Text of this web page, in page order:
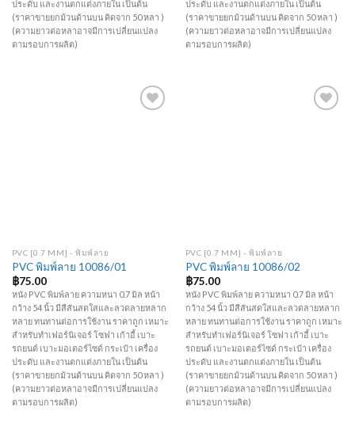
ประดับ และงานตกแต่งภายใน เป็นต้น
(ราคาขายยกม้วนด้านบน คิดจาก 50 หลา )
(ความยาวต่อหลาอาจมีการเปลี่ยนแปลง
ตามรอบการผลิต)
ประดับ และงานตกแต่งภายใน เป็นต้น
(ราคาขายยกม้วนด้านบน คิดจาก 50 หลา )
(ความยาวต่อหลาอาจมีการเปลี่ยนแปลง
ตามรอบการผลิต)
PVC [0.7 MM] - พิมพ์ลาย
PVC พิมพ์ลาย 10086/01
฿75.00
หนัง PVC พิมพ์ลาย ความหนา 0.7 มิล หน้า
กว้าง 54 นิ้ว มีสีสันสดใสและลวดลายหลาก
หลาย ทนทานต่อการใช้งาน ราคาถูก เหมาะ
สำหรับทำเฟอร์นิเจอร์ โซฟา เก้าอี้ เบาะ
รถยนต์ เบาะมอเตอร์ไซด์ กระเป๋า เครื่อง
ประดับ และงานตกแต่งภายใน เป็นต้น
(ราคาขายยกม้วนด้านบน คิดจาก 50 หลา )
(ความยาวต่อหลาอาจมีการเปลี่ยนแปลง
ตามรอบการผลิต)
PVC [0.7 MM] - พิมพ์ลาย
PVC พิมพ์ลาย 10086/02
฿75.00
หนัง PVC พิมพ์ลาย ความหนา 0.7 มิล หน้า
กว้าง 54 นิ้ว มีสีสันสดใสและลวดลายหลาก
หลาย ทนทานต่อการใช้งาน ราคาถูก เหมาะ
สำหรับทำเฟอร์นิเจอร์ โซฟา เก้าอี้ เบาะ
รถยนต์ เบาะมอเตอร์ไซด์ กระเป๋า เครื่อง
ประดับ และงานตกแต่งภายใน เป็นต้น
(ราคาขายยกม้วนด้านบน คิดจาก 50 หลา )
(ความยาวต่อหลาอาจมีการเปลี่ยนแปลง
ตามรอบการผลิต)